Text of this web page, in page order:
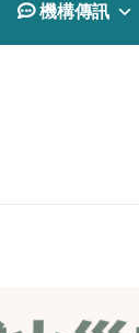
 機構傳訊